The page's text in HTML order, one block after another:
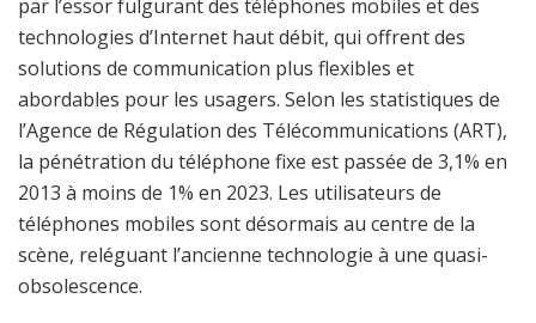
par l’essor fulgurant des téléphones mobiles et des
technologies d’Internet haut débit, qui offrent des
solutions de communication plus flexibles et
abordables pour les usagers. Selon les statistiques de
l’Agence de Régulation des Télécommunications (ART),
la pénétration du téléphone fixe est passée de 3,1% en
2013 à moins de 1% en 2023. Les utilisateurs de
téléphones mobiles sont désormais au centre de la
scène, reléguant l’ancienne technologie à une quasi-
obsolescence.